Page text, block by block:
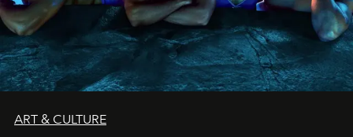
ART & CULTURE